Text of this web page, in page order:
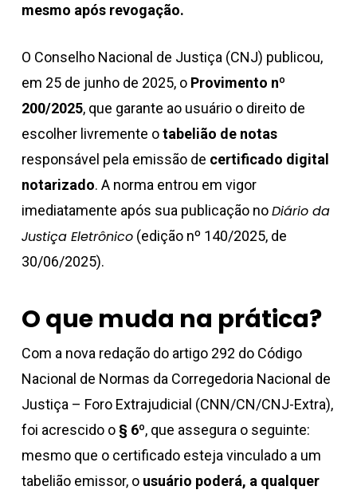
mesmo após revogação.
O Conselho Nacional de Justiça (CNJ) publicou,
em 25 de junho de 2025, o Provimento nº
200/2025, que garante ao usuário o direito de
escolher livremente otabelião de notas
responsável pela emissão de certificado digital
notarizado. A norma entrou em vigor
imediatamente após sua publicação noDiário da
Justiça Eletrônico(edição nº 140/2025, de
30/06/2025).
O que muda na prática?
Com a nova redação do artigo 292 do Código
Nacional de Normas da Corregedoria Nacional de
Justiça – Foro Extrajudicial (CNN/CN/CNJ-Extra),
foi acrescido o § 6º, que assegura o seguinte:
mesmo que o certificado esteja vinculado a um
tabelião emissor, o usuário poderá, a qualquer